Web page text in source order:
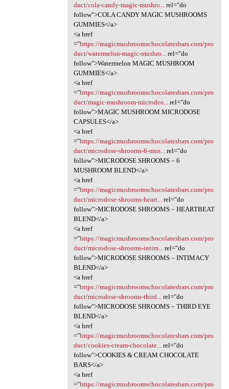
duct/cola-candy-magic-mushro...
rel="do
follow">COLA CANDY MAGIC MUSHROOMS
GUMMIES</a>
<a href
="https://magicmushroomschocolatesbars.com/pro
duct/watermelon-magic-mushro...
rel="do
follow">Watermelon MAGIC MUSHROOM
GUMMIES</a>
<a href
="https://magicmushroomschocolatesbars.com/pro
duct/magic-mushroom-microdos...
rel="do
follow">MAGIC MUSHROOM MICRODOSE
CAPSULES</a>
<a href
="https://magicmushroomschocolatesbars.com/pro
duct/microdose-shrooms-6-mus...
rel="do
follow">MICRODOSE SHROOMS – 6
MUSHROOM BLEND</a>
<a href
="https://magicmushroomschocolatesbars.com/pro
duct/microdose-shrooms-heart...
rel="do
follow">MICRODOSE SHROOMS – HEARTBEAT
BLEND</a>
<a href
="https://magicmushroomschocolatesbars.com/pro
duct/microdose-shrooms-intim...
rel="do
follow">MICRODOSE SHROOMS – INTIMACY
BLEND</a>
<a href
="https://magicmushroomschocolatesbars.com/pro
duct/microdose-shrooms-third...
rel="do
follow">MICRODOSE SHROOMS – THIRD EYE
BLEND</a>
<a href
="https://magicmushroomschocolatesbars.com/pro
duct/cookies-cream-chocolate...
rel="do
follow">COOKIES & CREAM CHOCOLATE
BARS</a>
<a href
="https://magicmushroomschocolatesbars.com/pro